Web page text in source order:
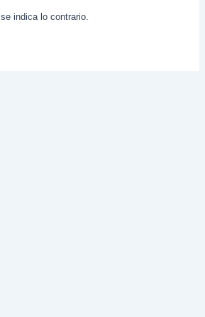
indica lo contrario.